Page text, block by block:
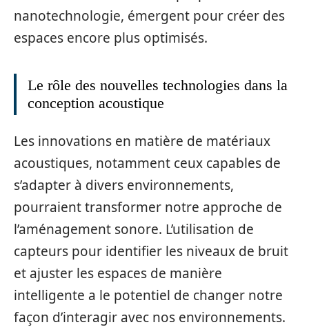
nanotechnologie, émergent pour créer des
espaces encore plus optimisés.
Le rôle des nouvelles technologies dans la
conception acoustique
Les innovations en matière de matériaux
acoustiques, notamment ceux capables de
s’adapter à divers environnements,
pourraient transformer notre approche de
l’aménagement sonore. L’utilisation de
capteurs pour identifier les niveaux de bruit
et ajuster les espaces de manière
intelligente a le potentiel de changer notre
façon d’interagir avec nos environnements.